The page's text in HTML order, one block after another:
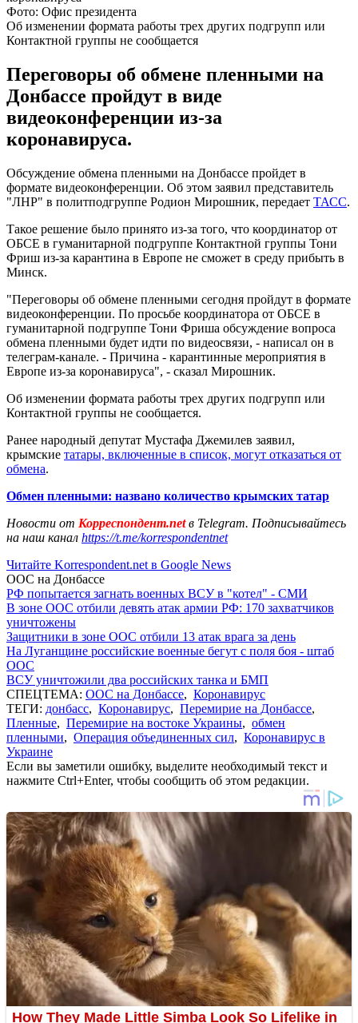
Фото: Офис президента
Об изменении формата работы трех других подгрупп или
Контактной группы не сообщается
Переговоры об обмене пленными на
Донбассе пройдут в виде
видеоконференции из-за
коронавируса.
Обсуждение обмена пленными на Донбассе пройдет в
формате видеоконференции. Об этом заявил представитель
"ЛНР" в политподгруппе Родион Мирошник, передает ТАСС.
Такое решение было принято из-за того, что координатор от
ОБСЕ в гуманитарной подгруппе Контактной группы Тони
Фриш из-за карантина в Европе не сможет в среду прибыть в
Минск.
"Переговоры об обмене пленными сегодня пройдут в формате
видеоконференции. По просьбе координатора от ОБСЕ в
гуманитарной подгруппе Тони Фриша обсуждение вопроса
обмена пленными будет идти по видеосвязи, - написал он в
телеграм-канале. - Причина - карантинные мероприятия в
Европе из-за коронавируса", - сказал Мирошник.
Об изменении формата работы трех других подгрупп или
Контактной группы не сообщается.
Ранее народный депутат Мустафа Джемилев заявил,
крымские татары, включенные в список, могут отказаться от
обмена.
Обмен пленными: названо количество крымских татар
Новости от Корреспондент.netв Telegram. Подписывайтесь
на наш канал https://t.me/korrespondentnet
Читайте Korrespondent.net в Google News
ООС на Донбассе
РФ попытается загнать военных ВСУ в "котел" - СМИ
В зоне ООС отбили девять атак армии РФ: 170 захватчиков
уничтожены
Защитники в зоне ООС отбили 13 атак врага за день
На Луганщине российские военные бегут с поля боя - штаб
ООС
ВСУ уничтожили два российских танка и БМП
СПЕЦТЕМА: ООС на Донбассе, Коронавирус
ТЕГИ: донбасс, Коронавирус, Перемирие на Донбассе,
Пленные, Перемирие на востоке Украины, обмен
пленными, Операция объединенных сил, Коронавирус в
Украине
Если вы заметили ошибку, выделите необходимый текст и
нажмите Ctrl+Enter, чтобы сообщить об этом редакции.